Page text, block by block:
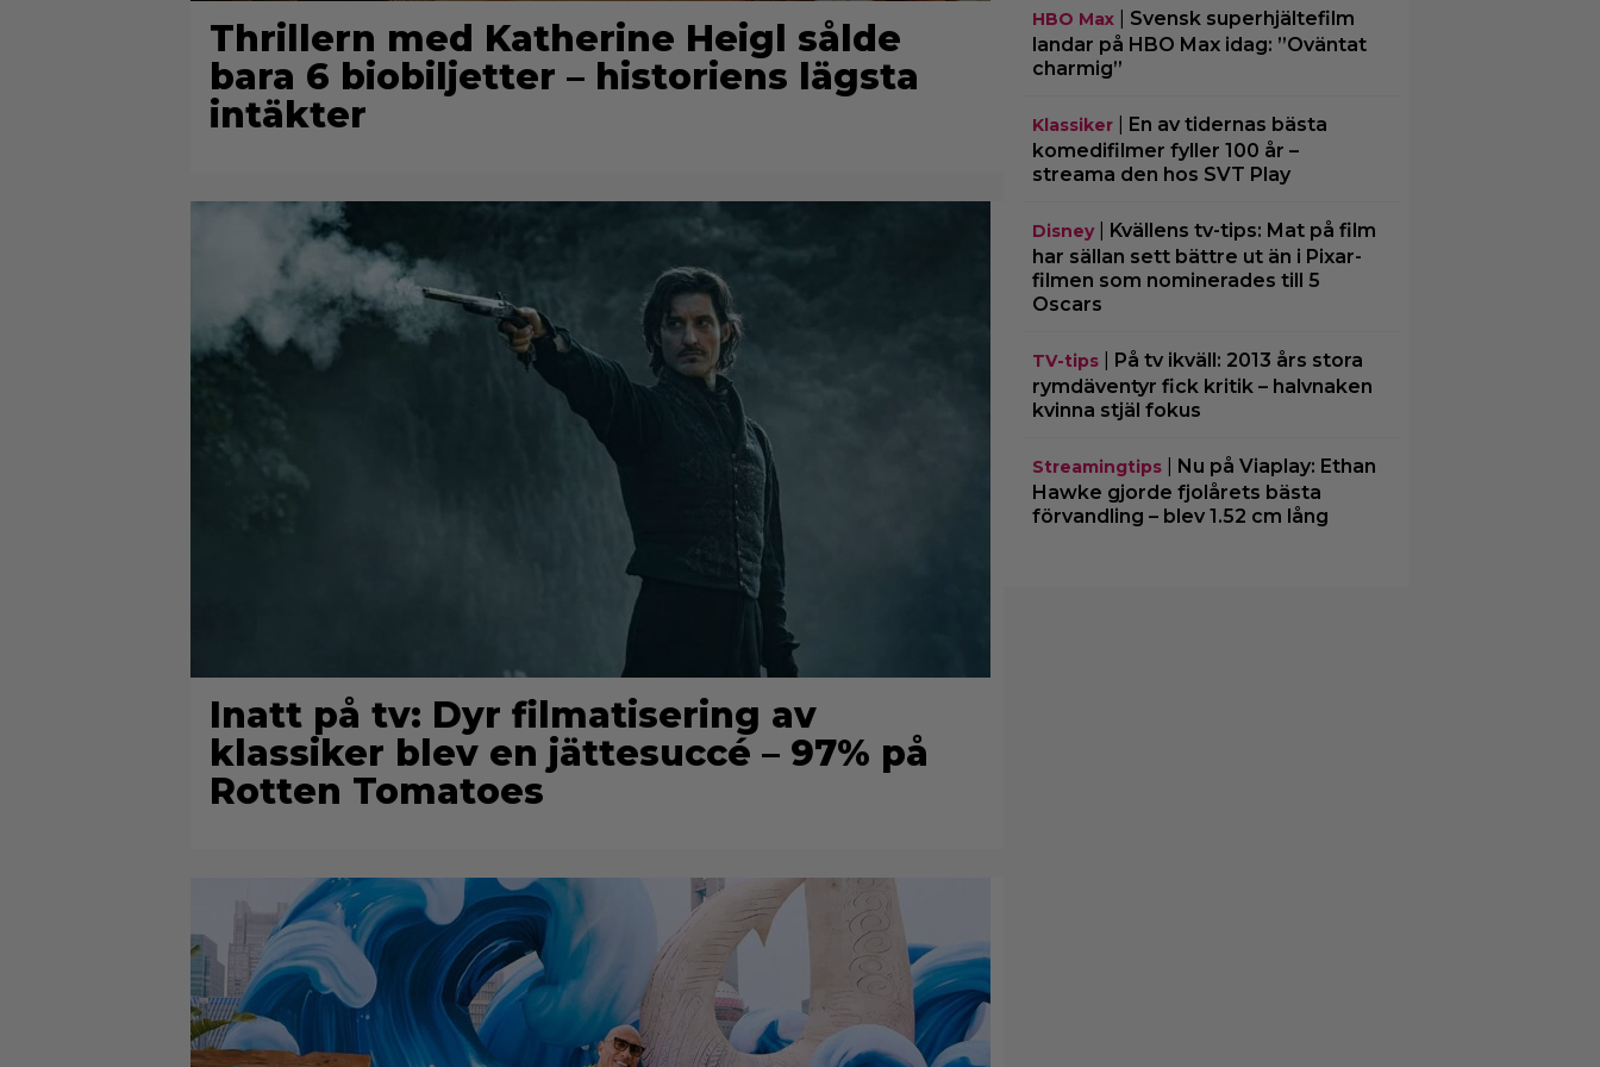
Thrillern med Katherine Heigl sålde
bara 6 biobiljetter – historiens lägsta
intäkter
Inatt på tv: Dyr filmatisering av
klassiker blev en jättesuccé – 97% på
Rotten Tomatoes
HBO Max| Svensk superhjältefilm
landar på HBO Max idag: ”Oväntat
charmig”
Klassiker| En av tidernas bästa
komedifilmer fyller 100 år –
streama den hos SVT Play
Disney| Kvällens tv-tips: Mat på film
har sällan sett bättre ut än i Pixar-
filmen som nominerades till 5
Oscars
TV-tips| På tv ikväll: 2013 års stora
rymdäventyr fick kritik – halvnaken
kvinna stjäl fokus
Streamingtips| Nu på Viaplay: Ethan
Hawke gjorde fjolårets bästa
förvandling – blev 1.52 cm lång